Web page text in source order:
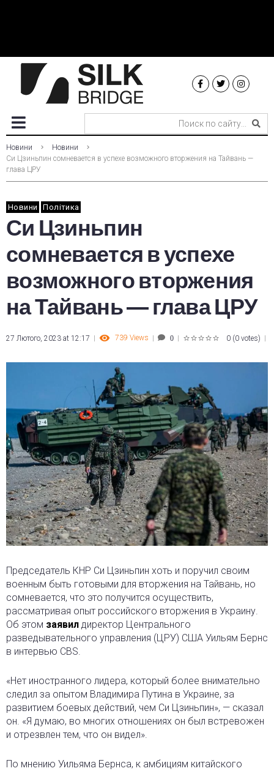
Новини
Новини
Си Цзиньпин сомневается в успехе возможного вторжения на Тайвань —
глава ЦРУ
Новини Політика
Си Цзиньпин
сомневается в успехе
возможного вторжения
на Тайвань — глава ЦРУ
27 Лютого, 2023 at 12:17 739 Views 0 0 (0 votes)
Председатель КНР Си Цзиньпин хоть и поручил своим
военным быть готовыми для вторжения на Тайвань, но
сомневается, что это получится осуществить,
рассматривая опыт российского вторжения в Украину.
Об этом заявил директор Центрального
разведывательного управления (ЦРУ) США Уильям Бернс
в интервью CBS.
«Нет иностранного лидера, который более внимательно
следил за опытом Владимира Путина в Украине, за
развитием боевых действий, чем Си Цзиньпин», — сказал
он. «Я думаю, во многих отношениях он был встревожен
и отрезвлен тем, что он видел».
По мнению Уильяма Бернса, к амбициям китайского